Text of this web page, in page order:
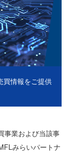
買情報をご提供
事業および当該事
みらいパートナ